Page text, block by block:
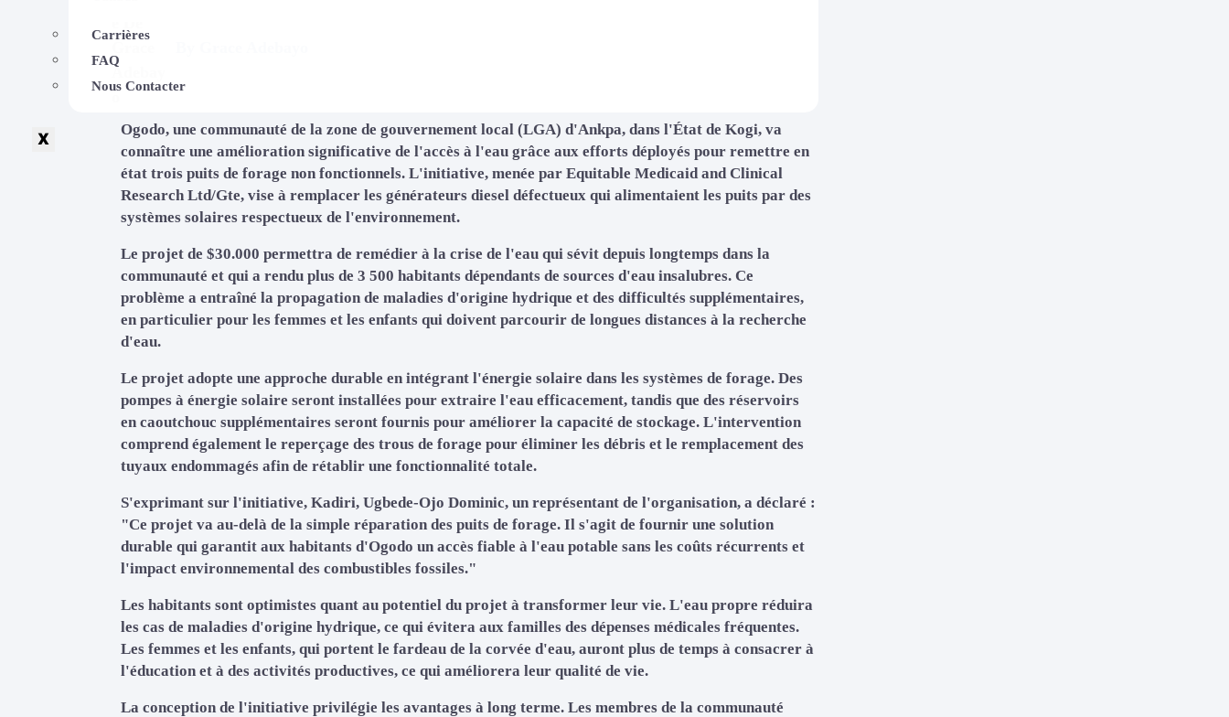
Carrières
FAQ
Nous Contacter
X
Ogodo, une communauté de la zone de gouvernement local (LGA) d'Ankpa, dans l'État de Kogi, va
connaître une amélioration significative de l'accès à l'eau grâce aux efforts déployés pour remettre en
état trois puits de forage non fonctionnels. L'initiative, menée par Equitable Medicaid and Clinical
Research Ltd/Gte, vise à remplacer les générateurs diesel défectueux qui alimentaient les puits par des
systèmes solaires respectueux de l'environnement.
Le projet de $30.000 permettra de remédier à la crise de l'eau qui sévit depuis longtemps dans la
communauté et qui a rendu plus de 3 500 habitants dépendants de sources d'eau insalubres. Ce
problème a entraîné la propagation de maladies d'origine hydrique et des difficultés supplémentaires,
en particulier pour les femmes et les enfants qui doivent parcourir de longues distances à la recherche
d'eau.
Le projet adopte une approche durable en intégrant l'énergie solaire dans les systèmes de forage. Des
pompes à énergie solaire seront installées pour extraire l'eau efficacement, tandis que des réservoirs
en caoutchouc supplémentaires seront fournis pour améliorer la capacité de stockage. L'intervention
comprend également le reperçage des trous de forage pour éliminer les débris et le remplacement des
tuyaux endommagés afin de rétablir une fonctionnalité totale.
S'exprimant sur l'initiative, Kadiri, Ugbede-Ojo Dominic, un représentant de l'organisation, a déclaré :
"Ce projet va au-delà de la simple réparation des puits de forage. Il s'agit de fournir une solution
durable qui garantit aux habitants d'Ogodo un accès fiable à l'eau potable sans les coûts récurrents et
l'impact environnemental des combustibles fossiles."
Les habitants sont optimistes quant au potentiel du projet à transformer leur vie. L'eau propre réduira
les cas de maladies d'origine hydrique, ce qui évitera aux familles des dépenses médicales fréquentes.
Les femmes et les enfants, qui portent le fardeau de la corvée d'eau, auront plus de temps à consacrer à
l'éducation et à des activités productives, ce qui améliorera leur qualité de vie.
La conception de l'initiative privilégie les avantages à long terme. Les membres de la communauté